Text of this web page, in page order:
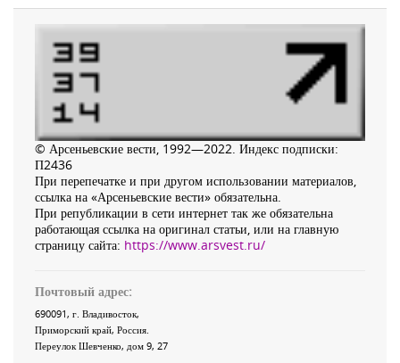
© Арсеньевские вести, 1992—2022. Индекс подписки:
П2436
При перепечатке и при другом использовании материалов,
ссылка на «Арсеньевские вести» обязательна.
При републикации в сети интернет так же обязательна
работающая ссылка на оригинал статьи, или на главную
страницу сайта: https://www.arsvest.ru/
Почтовый адрес:
690091, г. Владивосток,
Приморский край, Россия
Переулок Шевченко, дом 9, 27